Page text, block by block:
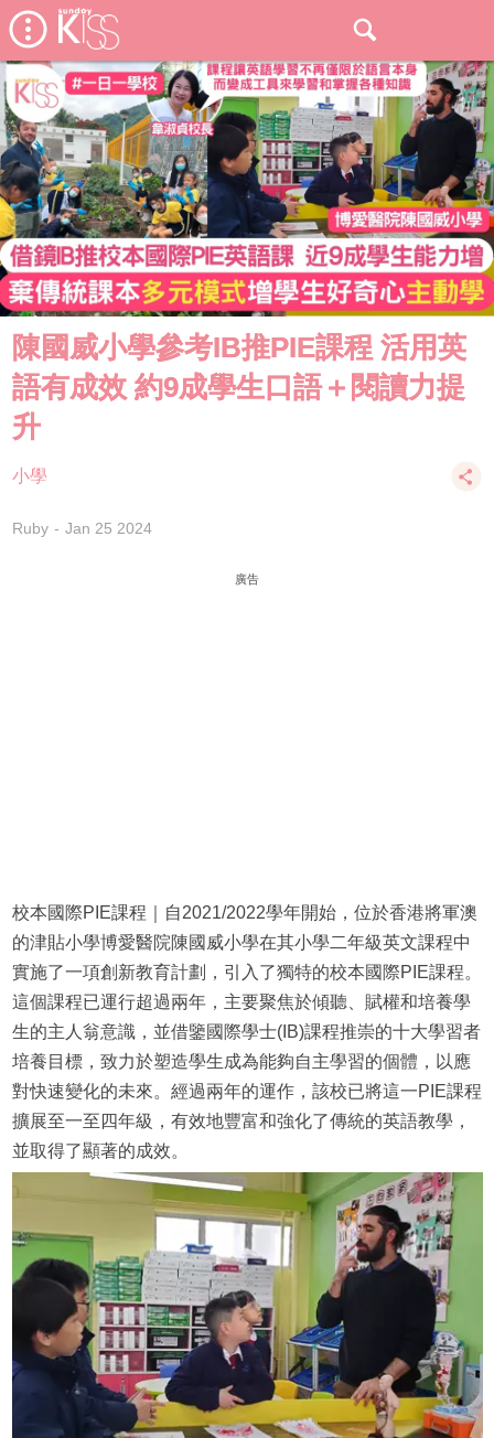
陳國威小學參考IB推PIE課程 活用英
語有成效 約9成學生口語＋閱讀力提
升
小學
Ruby Jan 25 2024
廣告
校本國際PIE課程｜自2021/2022學年開始，位於香港將軍澳
的津貼小學博愛醫院陳國威小學在其小學二年級英文課程中
實施了一項創新教育計劃，引入了獨特的校本國際PIE課程。
這個課程已運行超過兩年，主要聚焦於傾聽、賦權和培養學
生的主人翁意識，並借鑒國際學士(IB)課程推崇的十大學習者
培養目標，致力於塑造學生成為能夠自主學習的個體，以應
對快速變化的未來。經過兩年的運作，該校已將這一PIE課程
擴展至一至四年級，有效地豐富和強化了傳統的英語教學，
並取得了顯著的成效。